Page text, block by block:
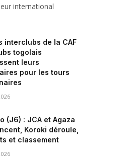
international
interclubs de la CAF
togolais
leurs
pour les tours
(J6) : JCA et Agaza
Koroki déroule,
et classement